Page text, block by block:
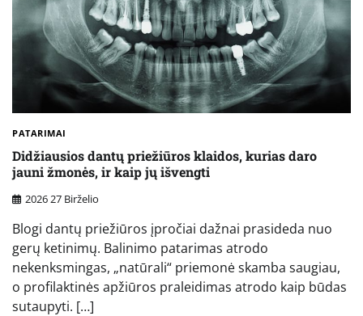
PATARIMAI
Didžiausios dantų priežiūros klaidos, kurias daro
jauni žmonės, ir kaip jų išvengti
2026 27 Birželio
Blogi dantų priežiūros įpročiai dažnai prasideda nuo
gerų ketinimų. Balinimo patarimas atrodo
nekenksmingas, „natūrali“ priemonė skamba saugiau,
o profilaktinės apžiūros praleidimas atrodo kaip būdas
sutaupyti. […]